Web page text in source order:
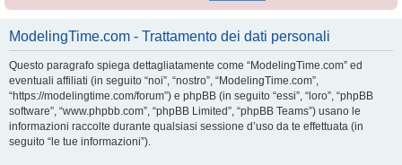
ModelingTime.com - Trattamento dei dati personali
Questo paragrafo spiega dettagliatamente come “ModelingTime.com” ed
eventuali affiliati (in seguito “noi”, “nostro”, “ModelingTime.com”,
“https://modelingtime.com/forum”) e phpBB (in seguito “essi”, “loro”, “phpBB
software”, “www.phpbb.com”, “phpBB Limited”, “phpBB Teams”) usano le
informazioni raccolte durante qualsiasi sessione d’uso da te effettuata (in
seguito “le tue informazioni”).